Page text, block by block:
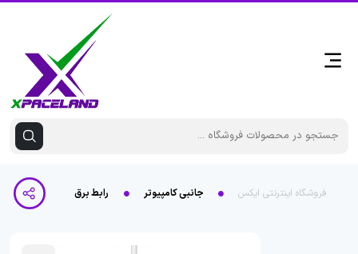
فروشگاه اینترنتی ایکس جانبی کامپیوتر رابط برق 3 خانه نسیم سیم بلند